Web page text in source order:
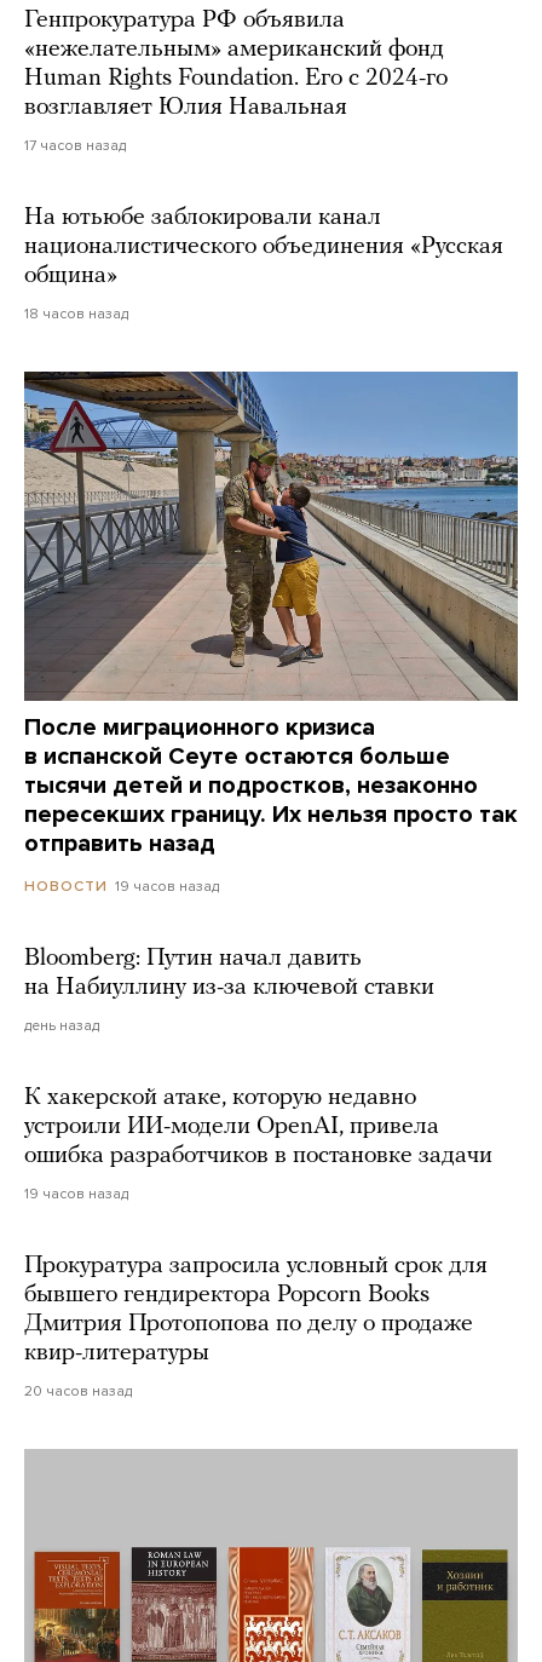
Генпрокуратура РФ объявила
«нежелательным» американский фонд
Human Rights Foundation. Его с 2024-го
возглавляет Юлия Навальная
17 часов назад
На ютьюбе заблокировали канал
националистического объединения «Русская
община»
18 часов назад
После миграционного кризиса
в испанской Сеуте остаются больше
тысячи детей и подростков, незаконно
пересекших границу. Их нельзя просто так
отправить назад
НОВОСТИ 19 часов назад
Bloomberg: Путин начал давить
на Набиуллину из-за ключевой ставки
день назад
К хакерской атаке, которую недавно
устроили ИИ-модели OpenAI, привела
ошибка разработчиков в постановке задачи
19 часов назад
Прокуратура запросила условный срок для
бывшего гендиректора Popcorn Books
Дмитрия Протопопова по делу о продаже
квир-литературы
20 часов назад